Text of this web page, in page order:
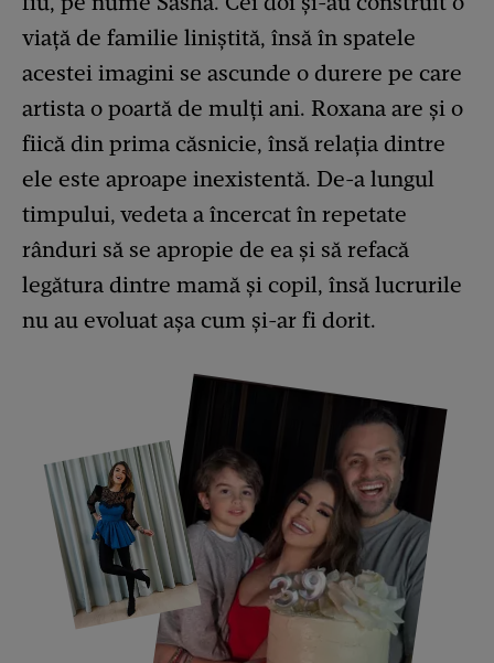
viață de familie liniștită, însă în spatele
acestei imagini se ascunde o durere pe care
artista o poartă de mulți ani. Roxana are și o
fiică din prima căsnicie, însă relația dintre
ele este aproape inexistentă. De-a lungul
timpului, vedeta a încercat în repetate
rânduri să se apropie de ea și să refacă
legătura dintre mamă și copil, însă lucrurile
nu au evoluat așa cum și-ar fi dorit.